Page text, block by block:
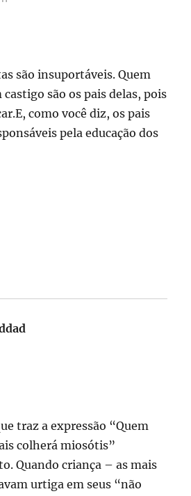
são insuportáveis. Quem
são os pais delas, pois
como você diz, os pais
pela educação dos
traz a expressão “Quem
colherá miosótis”
Quando criança – as mais
urtiga em seus “não